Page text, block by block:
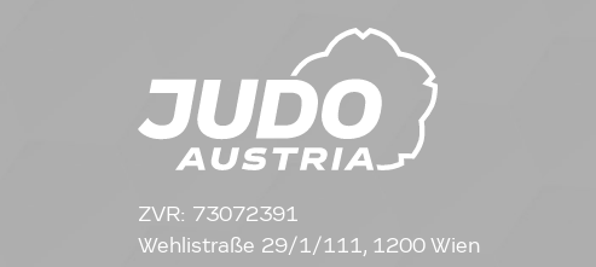
ZVR: 73072391
Wehlistraße 29/1/111, 1200 Wien